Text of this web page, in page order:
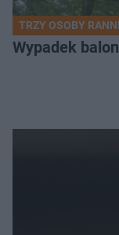
TRZY OSOBY
Wypadek